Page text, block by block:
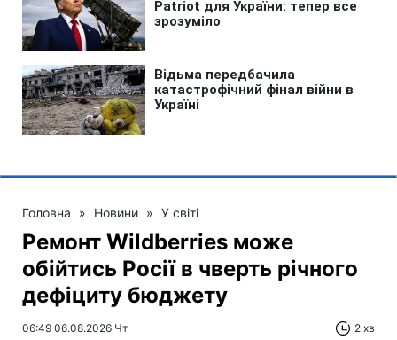
Головна » Новини » У світі
Ремонт Wildberries може
обійтись Росії в чверть річного
дефіциту бюджету
06:49 06.08.2026 Чт 2 хв